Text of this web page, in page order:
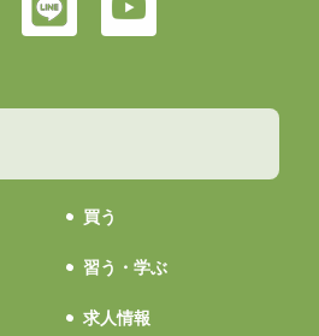
買う
習う・学ぶ
求人情報